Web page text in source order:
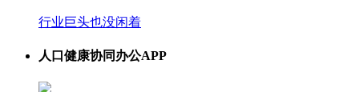
行业巨头也没闲着
人口健康协同办公APP